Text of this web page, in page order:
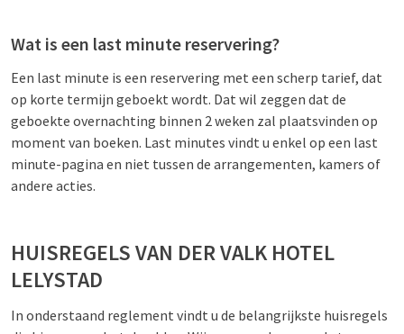
Wat is een last minute reservering?
Een last minute is een reservering met een scherp tarief, dat
op korte termijn geboekt wordt. Dat wil zeggen dat de
geboekte overnachting binnen 2 weken zal plaatsvinden op
moment van boeken. Last minutes vindt u enkel op een last
minute-pagina en niet tussen de arrangementen, kamers of
andere acties.
HUISREGELS VAN DER VALK HOTEL
LELYSTAD
In onderstaand reglement vindt u de belangrijkste huisregels